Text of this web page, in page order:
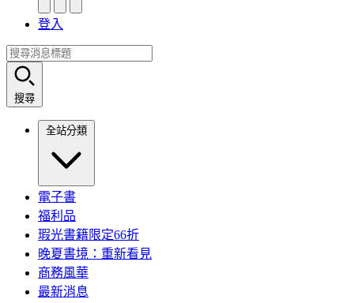
登入
搜尋
全站分類
電子書
福利品
瑕光書籍限定66折
晚夏書境：重新看見
商務風華
最新消息